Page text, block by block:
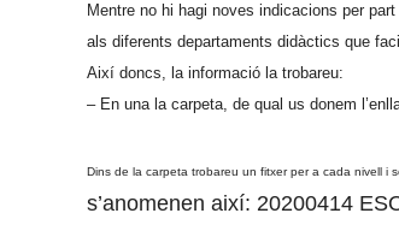
Mentre no hi hagi noves indicacions per
als diferents departaments didàctics que
Així doncs, la informació la trobareu:
– En una la carpeta, de qual us donem
Dins de la carpeta trobareu un fitxer per a cada nivell i
s’anomenen així: 20200414